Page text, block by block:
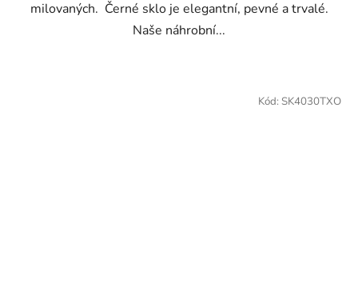
milovaných. Černé sklo je elegantní, pevné a trvalé.
Naše náhrobní...
Kód: SK4030TXO